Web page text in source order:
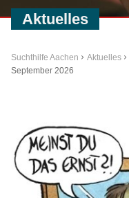
Aktuelles
Suchthilfe Aachen Aktuelles
September 2026